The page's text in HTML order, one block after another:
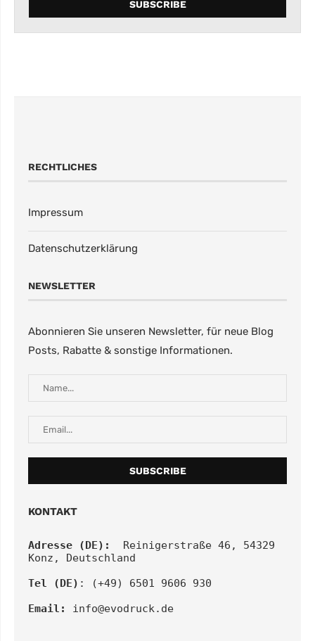
RECHTLICHES
Impressum
Datenschutzerklärung
NEWSLETTER
Abonnieren Sie unseren Newsletter, für neue Blog
Posts, Rabatte & sonstige Informationen.
KONTAKT
Adresse (DE):
Reinigerstraße 46, 54329
Konz, Deutschland
Tel (DE) : (+49) 6501 9606 930
Email:
info@evodruck.de